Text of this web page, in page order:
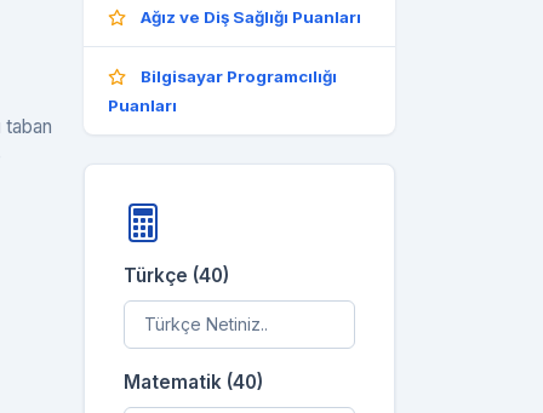
taban
Ağız ve Diş Sağlığı Puanları
Bilgisayar Programcılığı
Puanları
Türkçe (40)
Matematik (40)